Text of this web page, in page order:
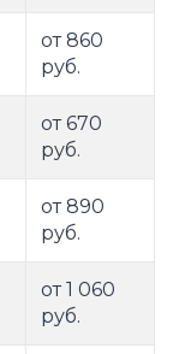
от 860
руб.
от 670
руб.
от 890
руб.
от 1 060
руб.